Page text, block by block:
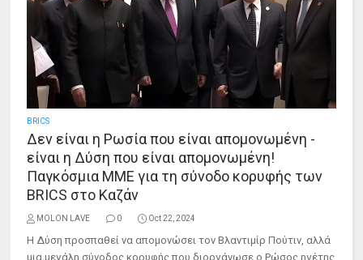
BRICS
Δεν είναι η Ρωσία που είναι απομονωμένη -
είναι η Δύση που είναι απομονωμένη!
Παγκόσμια ΜΜΕ για τη σύνοδο κορυφής των
BRICS στο Καζάν
MOLON LAVE 0 Oct 22, 2024
Η Δύση προσπαθεί να απομονώσει τον Βλαντιμίρ Πούτιν, αλλά
μια μεγάλη σύνοδος κορυφής που διοργάνωσε ο Ρώσος ηγέτης